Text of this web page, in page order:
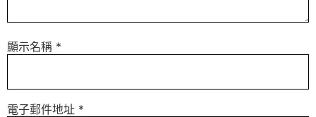
顯示名稱 *
電子郵件地址 *